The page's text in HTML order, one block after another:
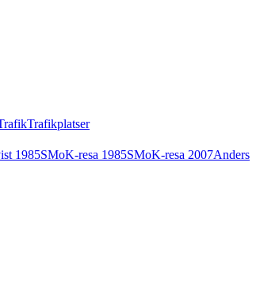
Trafikplatser
1985SMoK-resa 1985SMoK-resa 2007Anders